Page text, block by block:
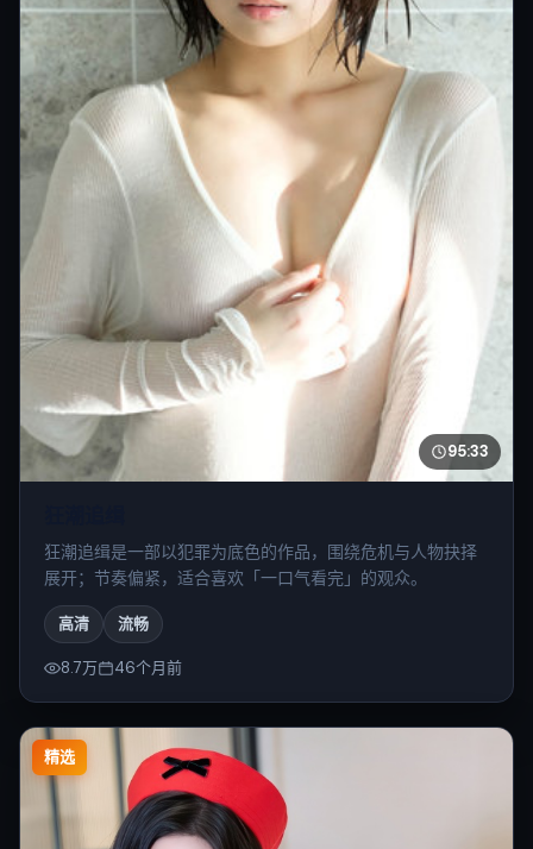
95:33
狂潮追缉是一部以犯罪为底色的作品，围绕危机与人物抉择
展开；节奏偏紧，适合喜欢「一口气看完」的观众。
高清 流畅
8.7万 46个月前
精选